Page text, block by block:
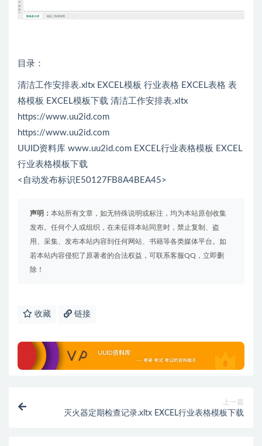
目录：
清洁工作安排表.xltx EXCEL模板 行业表格 EXCEL表格 表
格模板 EXCEL模板下载 清洁工作安排表.xltx
https://www.uu2id.com
https://www.uu2id.com
UUID资料库 www.uu2id.com EXCEL行业表格模板 EXCEL
行业表格模板下载
<自动发布标识E50127FB8A4BEA45>
声明： 本站所有文章，如无特殊说明或标注，均为本站原创收集
发布。任何个人或组织，在未征得本站同意时，禁止复制、盗
用、采集、发布本站内容到任何网站、书籍等各类媒体平台。如
若本站内容侵犯了原著者的合法权益，可联系客服QQ，立即删
除！
收藏 链接
上一篇
灭火器定期检查记录.xltx EXCEL行业表格模板下载